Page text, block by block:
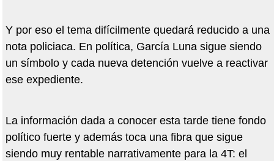
Y por eso el tema difícilmente quedará reducido a una
nota policiaca. En política, García Luna sigue siendo
un símbolo y cada nueva detención vuelve a reactivar
ese expediente.
La información dada a conocer esta tarde tiene fondo
político fuerte y además toca una fibra que sigue
siendo muy rentable narrativamente para la 4T: el